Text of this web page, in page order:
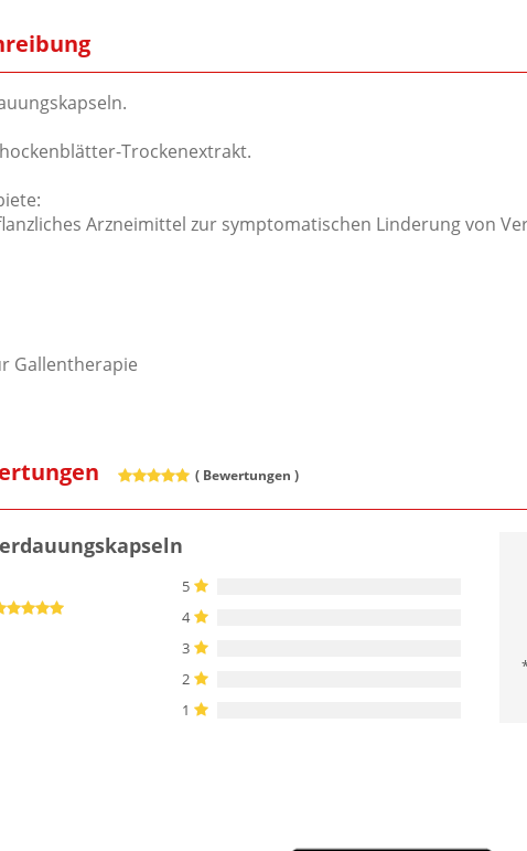
Trockenextrakt.
Arzneimittel zur symptomatischen Linderung von
Gallentherapie
( Bewertungen )
5
4
3
2
1